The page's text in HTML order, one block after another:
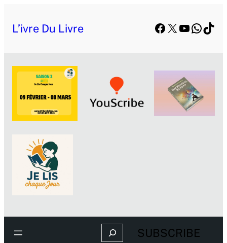
L’ivre Du Livre Facebook
X YouTube
Search SUBSCRIBE